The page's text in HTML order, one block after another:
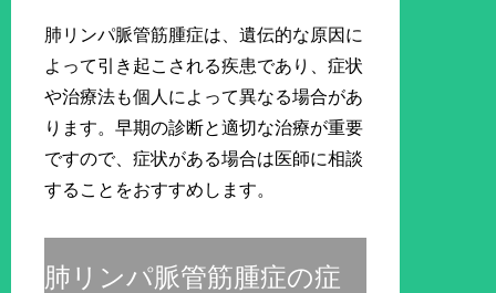
肺リンパ脈管筋腫症は、遺伝的な原因に
よって引き起こされる疾患であり、症状
や治療法も個人によって異なる場合があ
ります。早期の診断と適切な治療が重要
ですので、症状がある場合は医師に相談
することをおすすめします。
肺リンパ脈管筋腫症の症